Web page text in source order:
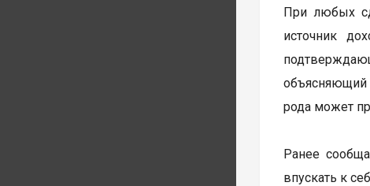
При любых
источник
объясняющий
рода может
Ранее
впускать к